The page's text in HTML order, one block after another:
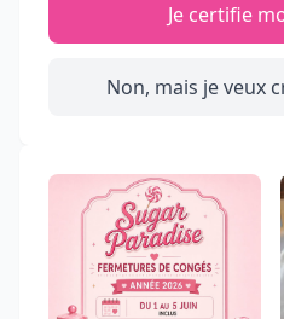
Je certifie
Non, mais je veux